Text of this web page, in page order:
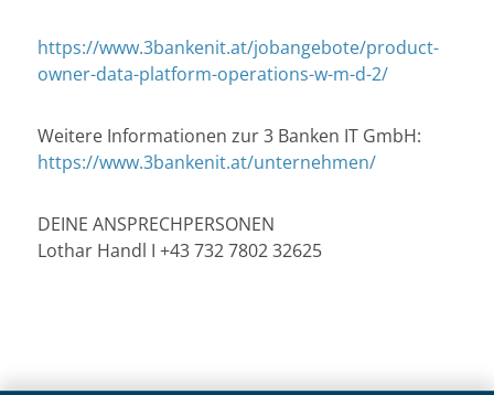
https://www.3bankenit.at/jobangebote/product-
owner-data-platform-operations-w-m-d-2/
Weitere Informationen zur 3 Banken IT GmbH:
https://www.3bankenit.at/unternehmen/
DEINE ANSPRECHPERSONEN
Lothar Handl I +43 732 7802 32625